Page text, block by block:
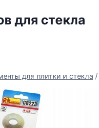
для стекла
для плитки и стекла /